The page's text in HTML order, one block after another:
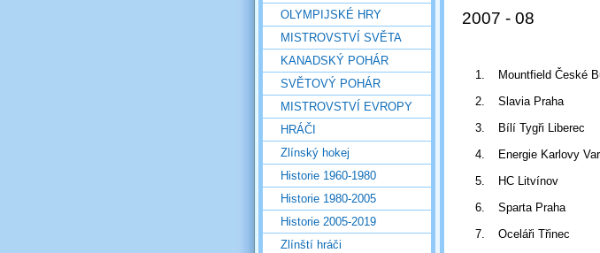
2007 - 08
1. Mountfield České
2.
Slavia Praha
3.
Bílí Tygři Liberec
4.
Energie Karlovy
5.
HC Litvínov
6.
Sparta Praha
7.
Oceláři Třinec
OLYMPIJSKÉ HRY
MISTROVSTVÍ SVĚTA
KANADSKÝ POHÁR
SVĚTOVÝ POHÁR
MISTROVSTVÍ EVROPY
HRÁČI
Zlínský hokej
Historie 1960-1980
Historie 1980-2005
Historie 2005-2019
Zlínští hráči